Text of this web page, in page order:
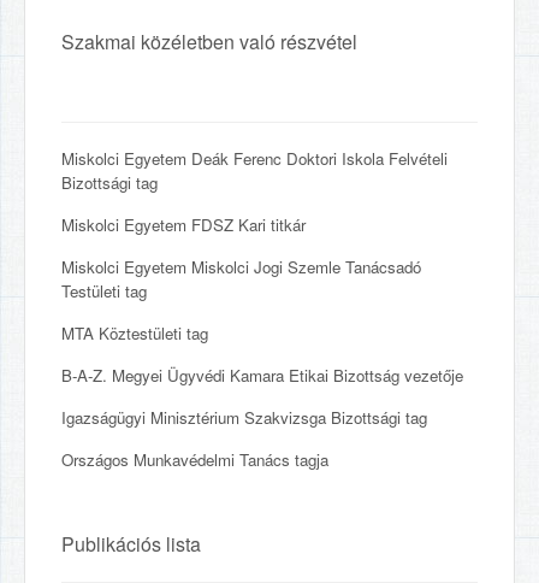
Szakmai közéletben való részvétel
Miskolci Egyetem Deák Ferenc Doktori Iskola Felvételi
Bizottsági tag
Miskolci Egyetem FDSZ Kari titkár
Miskolci Egyetem Miskolci Jogi Szemle Tanácsadó
Testületi tag
MTA Köztestületi tag
B-A-Z. Megyei Ügyvédi Kamara Etikai Bizottság vezetője
Igazságügyi Minisztérium Szakvizsga Bizottsági tag
Országos Munkavédelmi Tanács tagja
Publikációs lista